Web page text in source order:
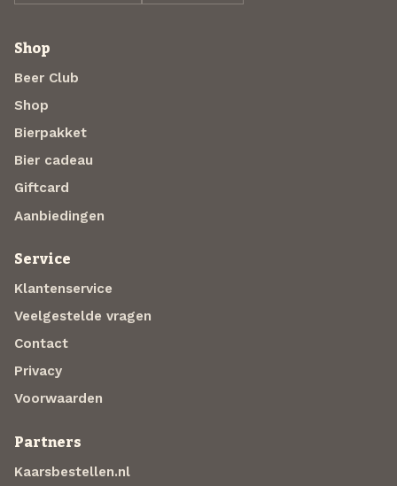
Shop
Beer Club
Shop
Bierpakket
Bier cadeau
Giftcard
Aanbiedingen
Service
Klantenservice
Veelgestelde vragen
Contact
Privacy
Voorwaarden
Partners
Kaarsbestellen.nl